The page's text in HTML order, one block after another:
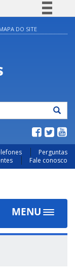
informação
DO SITE
Perguntas
Fale conosco
MENU
Toggle